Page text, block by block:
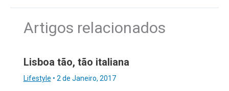
Artigos relacionados
Lisboa tão, tão italiana
Lifestyle • 2 de Janeiro, 2017